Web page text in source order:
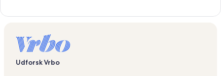
e
r
e
n
e
d
b
n
r
Udforsk Vrbo